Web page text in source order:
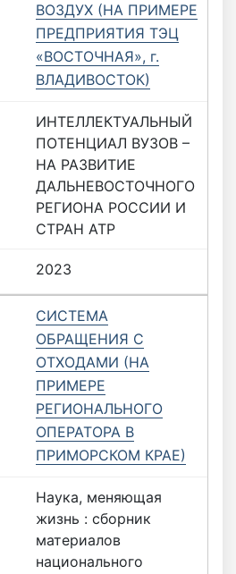
ВОЗДУХ (НА ПРИМЕРЕ
ПРЕДПРИЯТИЯ ТЭЦ
«ВОСТОЧНАЯ», г.
ВЛАДИВОСТОК)
ИНТЕЛЛЕКТУАЛЬНЫЙ
ПОТЕНЦИАЛ ВУЗОВ –
НА РАЗВИТИЕ
ДАЛЬНЕВОСТОЧНОГО
РЕГИОНА РОССИИ И
СТРАН АТР
2023
СИСТЕМА
ОБРАЩЕНИЯ С
ОТХОДАМИ (НА
ПРИМЕРЕ
РЕГИОНАЛЬНОГО
ОПЕРАТОРА В
ПРИМОРСКОМ КРАЕ)
Наука, меняющая
жизнь : сборник
материалов
национального